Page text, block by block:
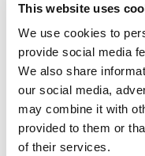
This website uses
We use cookies to
provide social media
We also share
our social media,
may combine it with
provided to them or
of their services.
Death By Sexyer
andet album og
2006 og i Europa
indeholder
Speak (I Came to
You So Hard
Cola”.